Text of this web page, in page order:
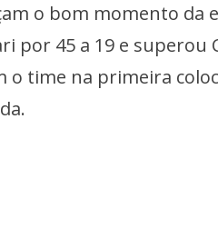
o bom momento da
por 45 a 19 e superou
o time na primeira